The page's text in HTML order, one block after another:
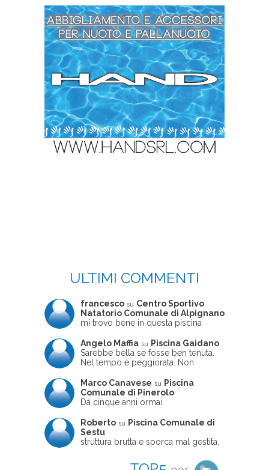
ULTIMI COMMENTI
francesco su Centro Sportivo
Natatorio Comunale di Alpignano
mi trovo bene in questa piscina
Angelo Maffia su
Piscina Gaidano
Sarebbe bella se fosse ben tenuta.
Nel tempo è peggiorata. Non
ne usciva insieme a me non ha
ritrovato le sue scarpe! Peccato
perché potrebbe essere un'ottima
frequentata non magnificamente
Marco Canavese su
Piscina
Comunale di Pinerolo
Da cinque anni ormai,
pomeriggio trascorro cinque-sei ore
in questa magnifica piscina con i miei
due figli che sono letteralmente
Roberto su
Piscina Comunale di
Sestu
struttura brutta e sporca mal gestita,
poco professionale. la sconsiglio a